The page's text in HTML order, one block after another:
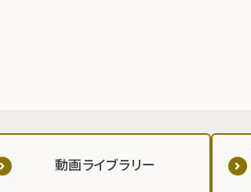
動画ライブラリー